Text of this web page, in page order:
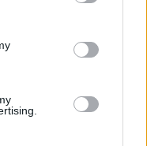
third-party tags to
in below Google